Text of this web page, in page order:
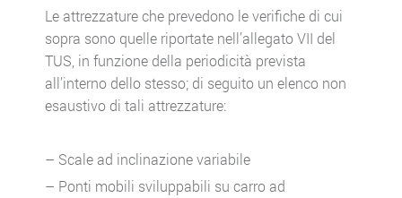
Le attrezzature che prevedono le verifiche di cui
sopra sono quelle riportate nell’allegato VII del
TUS, in funzione della periodicità prevista
all’interno dello stesso; di seguito un elenco non
esaustivo di tali attrezzature:
– Scale ad inclinazione variabile
– Ponti mobili sviluppabili su carro ad